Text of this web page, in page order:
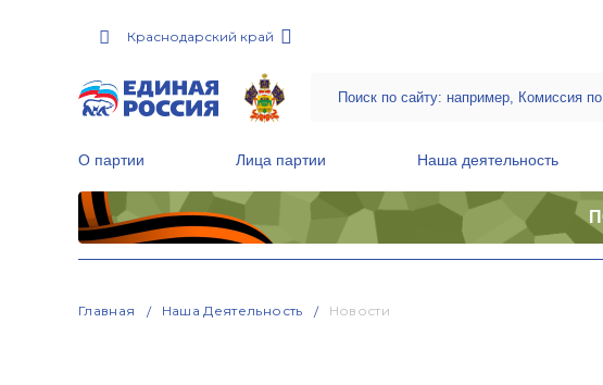
Краснодарский край
О партии Лица партии Наша деятельность
Главная Наша Деятельность Новости